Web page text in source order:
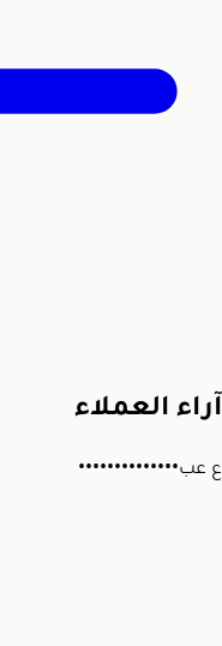
آراء العملاء
ع عب••••••••••••••